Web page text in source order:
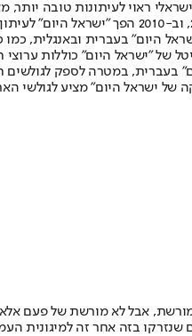
ראוי לעיתונות טובה יותר,
תשלום. המהדורה המודפסת הראשונה
של "ישראל היום" כוללות
היום" בעברית, במטרה לספק
של ישראל היום" מציע לגולשי
אבל לא מורשת של פעם
שנזרקו בזה אחר זה